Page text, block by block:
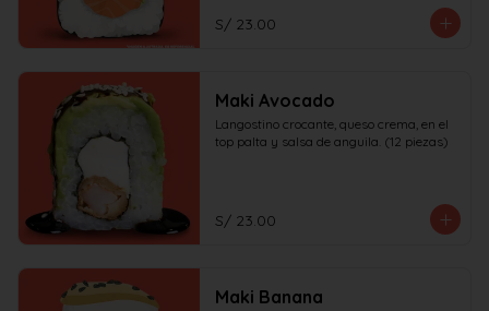
S/ 23.00
Maki Avocado
Langostino crocante, queso crema, en el
top palta y salsa de anguila. (12 piezas)
S/ 23.00
Maki Banana